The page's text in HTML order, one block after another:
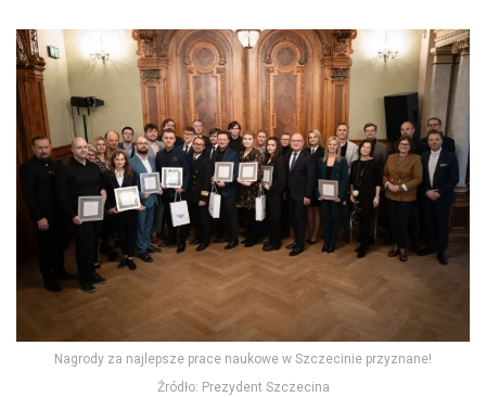
Nagrody za najlepsze prace naukowe w Szczecinie przyznane!
Źródło: Prezydent Szczecina